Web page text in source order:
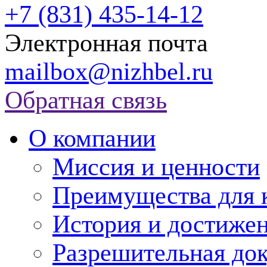
+7 (831) 435-14-12
Электронная почта
mailbox@nizhbel.ru
Обратная связь
О компании
Миссия и ценности
Преимущества для
История и
Разрешительная